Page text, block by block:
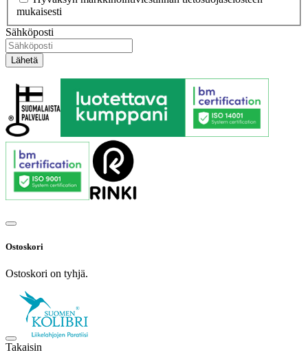
mukaisesti
Sähköposti
Ostoskori
Ostoskori on tyhjä.
Takaisin